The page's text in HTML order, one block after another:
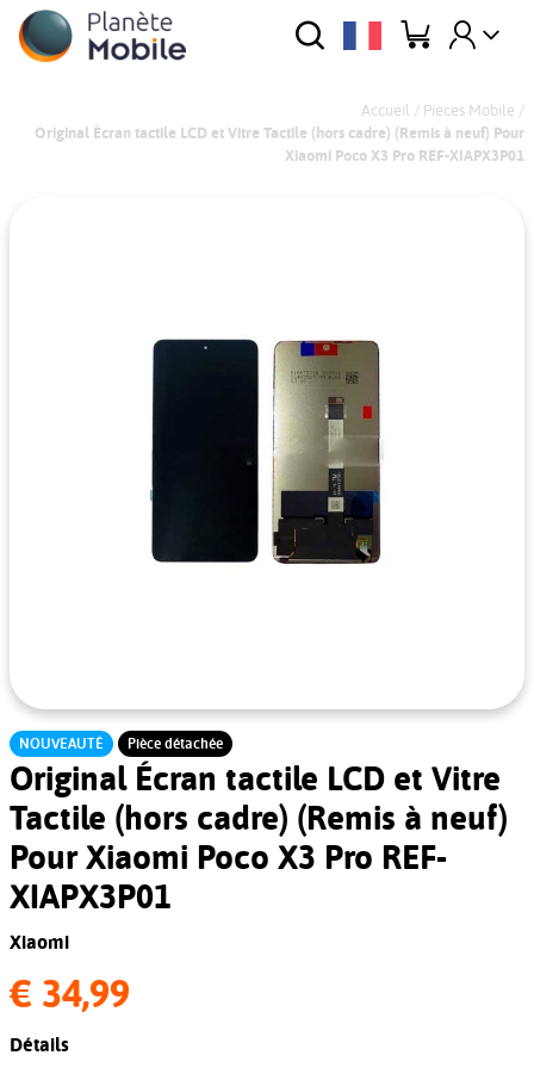
Accueil / Pieces Mobile /
Original Écran tactile LCD et Vitre Tactile (hors cadre) (Remis à neuf) Pour
Xiaomi Poco X3 Pro REF-XIAPX3P01
NOUVEAUTÉ Pièce détachée
Original Écran tactile LCD et Vitre
Tactile (hors cadre) (Remis à neuf)
Pour Xiaomi Poco X3 Pro REF-
XIAPX3P01
Xiaomi
€ 34,99
Détails